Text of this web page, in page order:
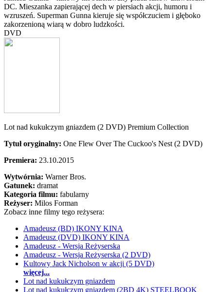
DC. Mieszanka zapierającej dech w piersiach akcji, humoru i
wzruszeń. Superman Gunna kieruje się współczuciem i głęboko
zakorzenioną wiarą w dobro ludzkości.
DVD
Lot nad kukułczym gniazdem (2 DVD) Premium Collection
Tytuł oryginalny: One Flew Over The Cuckoo's Nest (2 DVD)
Premiera: 23.10.2015
Wytwórnia: Warner Bros.
Gatunek: dramat
Kategoria filmu: fabularny
Reżyser: Milos Forman
Zobacz inne filmy tego reżysera:
Amadeusz (BD) IKONY KINA
Amadeusz (DVD) IKONY KINA
Amadeusz - Wersja Reżyserska
Amadeusz - Wersja Reżyserska (2 DVD)
Kultowy Jack Nicholson w akcji (5 DVD)
więcej...
Lot nad kukułczym gniazdem
Lot nad kukułczym gniazdem (2BD 4K) STEELBOOK